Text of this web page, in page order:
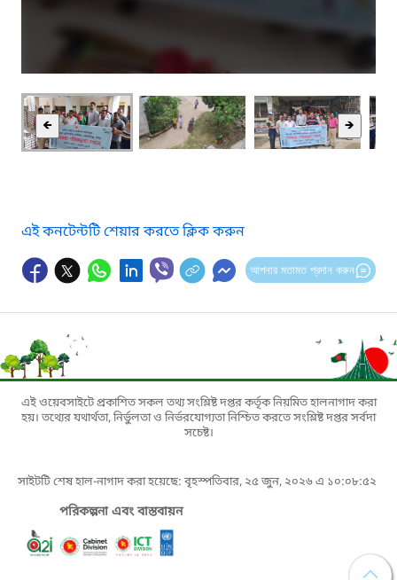
🡸 🡺
এই কনটেন্টটি শেয়ার করতে ক্লিক করুন
আপনার মতামত প্রদান করুন
এই ওয়েবসাইটে প্রকাশিত সকল তথ্য সংশ্লিষ্ট দপ্তর কর্তৃক নিয়মিত হালনাগাদ করা
হয়। তথ্যের যথার্থতা, নির্ভুলতা ও নির্ভরযোগ্যতা নিশ্চিত করতে সংশ্লিষ্ট দপ্তর সর্বদা
সচেষ্ট।
সাইটটি শেষ হাল-নাগাদ করা হয়েছে: বৃহস্পতিবার, ২৫ জুন, ২০২৬ এ ১০:০৮:৫২
পরিকল্পনা এবং বাস্তবায়ন